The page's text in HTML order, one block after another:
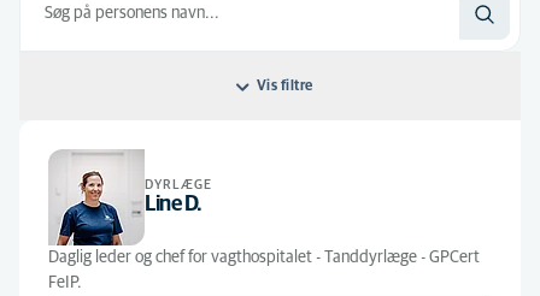
Vis filtre
Filtrer efter: Standard
Standard
Alfabetisk
Alle jobroller
Administration
Dyrlæger
DYRLÆGE
Line D.
Daglig leder og chef for vagthospitalet - Tanddyrlæge - GPCert
FeIP.